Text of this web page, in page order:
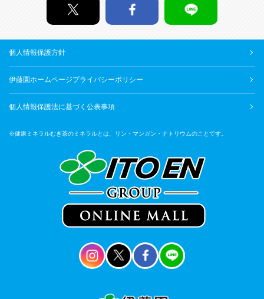
個人情報保護方針
伊藤園ホームページプライバシーポリシー
個人情報保護法に基づく公表事項
※健康ミネラルむぎ茶のミネラルとは、リン・マンガン・ナトリウムのことです。